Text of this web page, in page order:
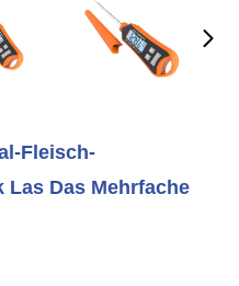
Fleisch-
Das Mehrfache